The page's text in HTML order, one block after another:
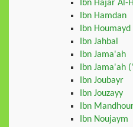
Ibn Hajar Al-
Ibn Hamdan
Ibn Houmayd
Ibn Jahbal
Ibn Jama'ah
Ibn Jama'ah
Ibn Joubayr
Ibn Jouzayy
Ibn
Ibn Noujaym